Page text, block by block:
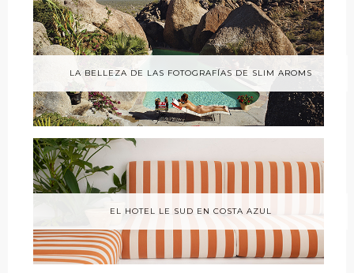
LA BELLEZA DE LAS FOTOGRAFÍAS DE SLIM AROMS
EL HOTEL LE SUD EN COSTA AZUL